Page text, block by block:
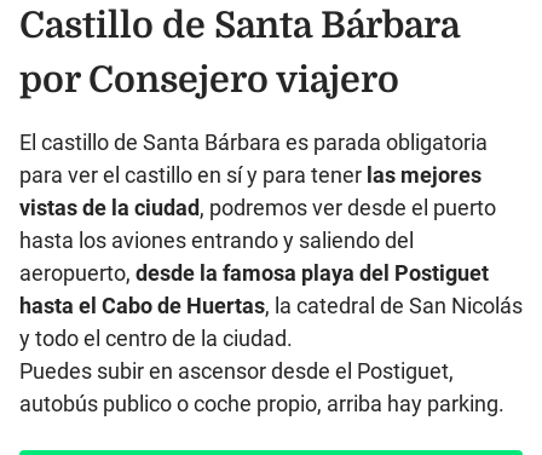
Castillo de Santa Bárbara
por Consejero viajero
El castillo de Santa Bárbara es parada obligatoria
para ver el castillo en sí y para tener las mejores
vistas de la ciudad, podremos ver desde el puerto
hasta los aviones entrando y saliendo del
aeropuerto, desde la famosa playa del Postiguet
hasta el Cabo de Huertas, la catedral de San Nicolás
y todo el centro de la ciudad.
Puedes subir en ascensor desde el Postiguet,
autobús publico o coche propio, arriba hay parking.